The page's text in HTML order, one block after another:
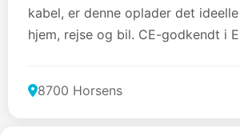
kabel, er denne oplader det
hjem, rejse og bil. CE-godkendt i
8700 Horsens